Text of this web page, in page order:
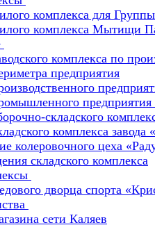
комплекса для
комплекса Мытищи
комплекса по
предприятия
складского
комплекса завода
колеровочного цеха
складского комплекса
дворца спорта
сети Каляев